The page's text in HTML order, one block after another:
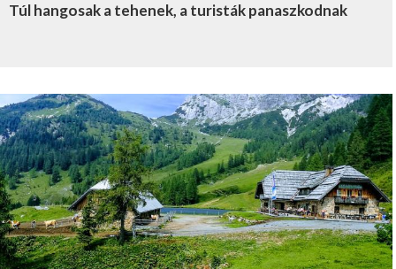
Túl hangosak a tehenek, a turisták panaszkodnak